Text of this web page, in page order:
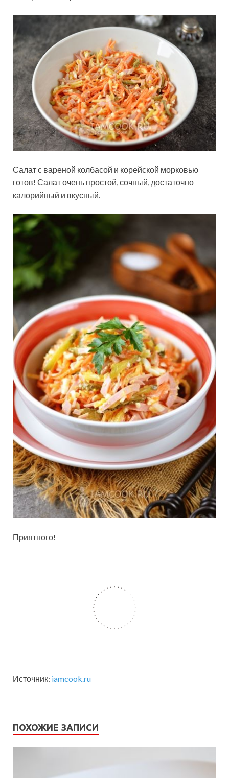
Салат с вареной колбасой и корейской морковью
готов! Салат очень простой, сочный, достаточно
калорийный и вкусный.
Приятного!
Источник: iamcook.ru
ПОХОЖИЕ ЗАПИСИ